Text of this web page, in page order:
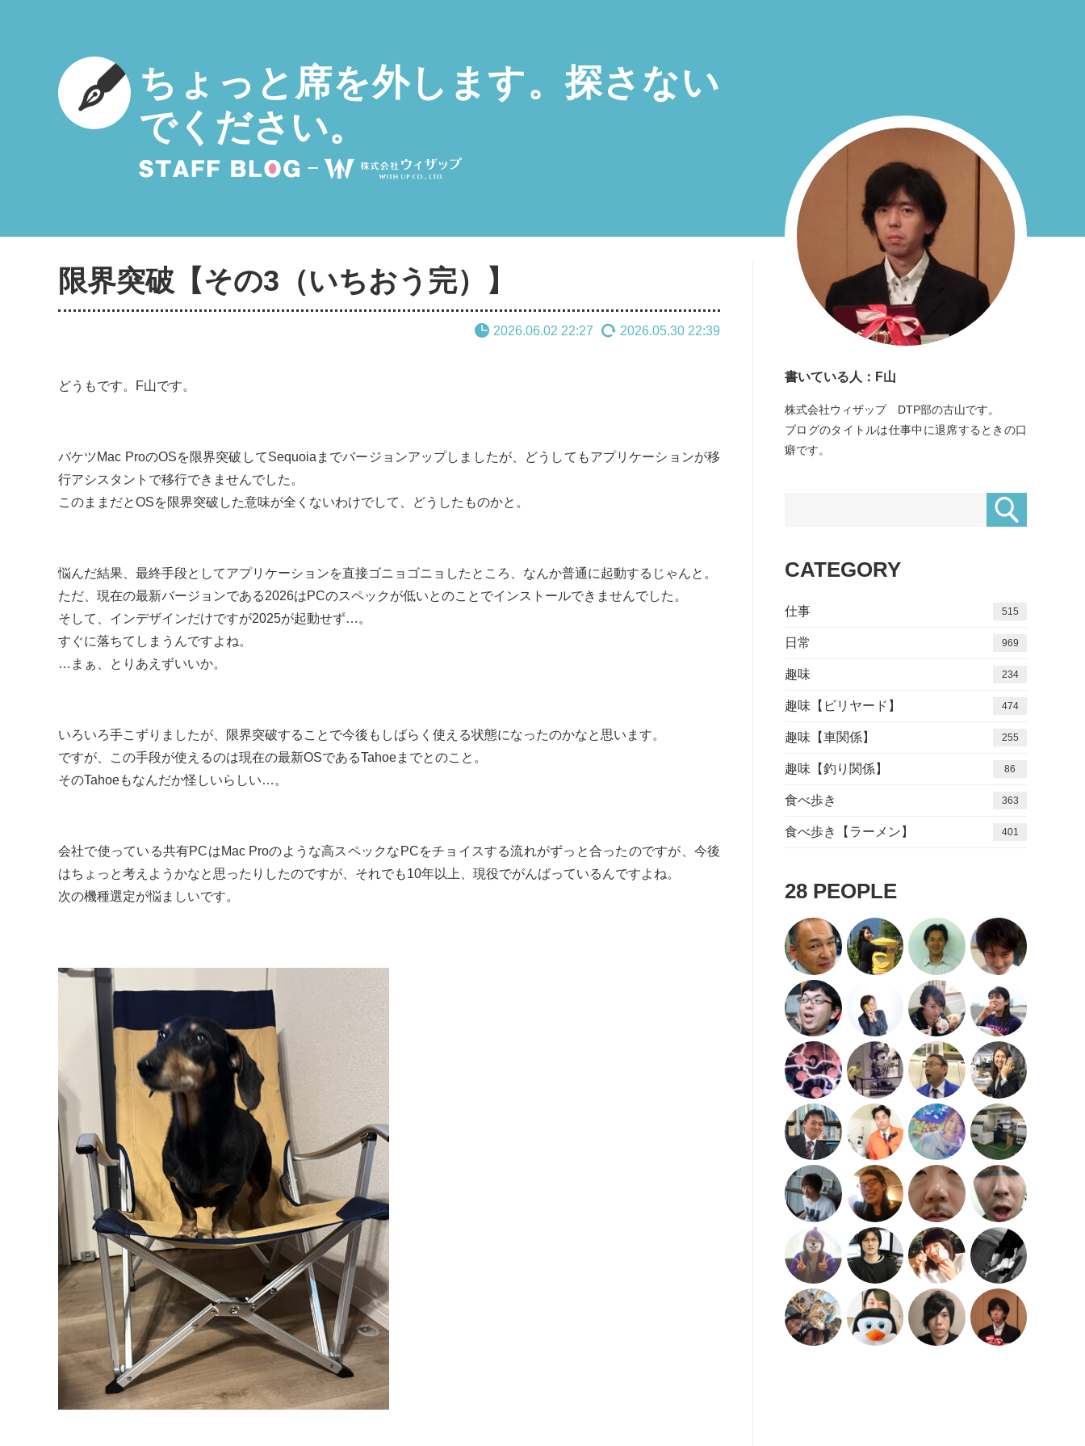
ちょっと席を外します。探さない
でください。
限界突破【その3（いちおう完）】
2026.06.02 22:27 2026.05.30 22:39
どうもです。F山です。
バケツMac ProのOSを限界突破してSequoiaまでバージョンアップしましたが、どうしてもアプリケーションが移
行アシスタントで移行できませんでした。
このままだとOSを限界突破した意味が全くないわけでして、どうしたものかと。
悩んだ結果、最終手段としてアプリケーションを直接ゴニョゴニョしたところ、なんか普通に起動するじゃんと。
ただ、現在の最新バージョンである2026はPCのスペックが低いとのことでインストールできませんでした。
そして、インデザインだけですが2025が起動せず…。
すぐに落ちてしまうんですよね。
…まぁ、とりあえずいいか。
いろいろ手こずりましたが、限界突破することで今後もしばらく使える状態になったのかなと思います。
ですが、この手段が使えるのは現在の最新OSであるTahoeまでとのこと。
そのTahoeもなんだか怪しいらしい…。
会社で使っている共有PCはMac Proのような高スペックなPCをチョイスする流れがずっと合ったのですが、今後
はちょっと考えようかなと思ったりしたのですが、それでも10年以上、現役でがんばっているんですよね。
次の機種選定が悩ましいです。
書いている人：F山
株式会社ウィザップ DTP部の古山です。
ブログのタイトルは仕事中に退席するときの口
癖です。
CATEGORY
仕事 515
日常 969
趣味 234
趣味【ビリヤード】 474
趣味【車関係】 255
趣味【釣り関係】 86
食べ歩き 363
食べ歩き【ラーメン】 401
28 PEOPLE